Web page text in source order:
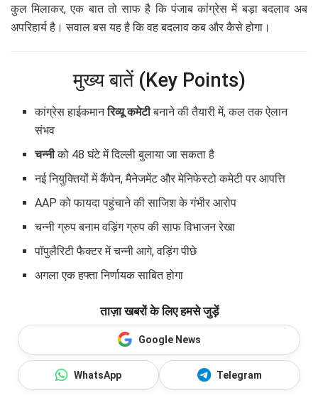
कुल मिलाकर, एक बात तो साफ है कि पंजाब कांग्रेस में बड़ा बदलाव अब
अपरिहार्य है। सवाल बस यह है कि वह बदलाव कब और कैसे होगा।
मुख्य बातें (Key Points)
कांग्रेस हाईकमानरिव्यू कमेटीबनाने की तैयारी में, कल तक ऐलान
संभव
चन्नीको 48 घंटे में दिल्ली बुलाया जा सकता है
नई नियुक्तियों में कैंपेन, मैनेजमेंट और मेनिफेस्टो कमेटी पर आपत्ति
AAP को फायदा पहुंचाने की साजिश के गंभीर आरोप
चन्नी ग्रुप बनाम वड़िंग ग्रुप की साफ विभाजन रेखा
पॉपुलैरिटी फैक्टर में चन्नी आगे, वड़िंग पीछे
अगला एक हफ्ता निर्णायक साबित होगा
ताज़ा खबरों के लिए हमसे जुड़ें
Google News
WhatsApp Telegram